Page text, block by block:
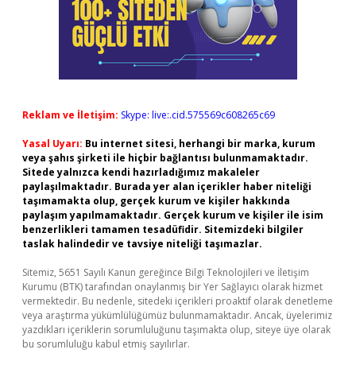
Reklam ve İletişim: Skype: live:.cid.575569c608265c69
Yasal Uyarı: Bu internet sitesi, herhangi bir marka, kurum
veya şahıs şirketi ile hiçbir bağlantısı bulunmamaktadır.
Sitede yalnızca kendi hazırladığımız makaleler
paylaşılmaktadır. Burada yer alan içerikler haber niteliği
taşımamakta olup, gerçek kurum ve kişiler hakkında
paylaşım yapılmamaktadır. Gerçek kurum ve kişiler ile isim
benzerlikleri tamamen tesadüfidir. Sitemizdeki bilgiler
taslak halindedir ve tavsiye niteliği taşımazlar.
Sitemiz, 5651 Sayılı Kanun gereğince Bilgi Teknolojileri ve İletişim
Kurumu (BTK) tarafından onaylanmış bir Yer Sağlayıcı olarak hizmet
vermektedir. Bu nedenle, sitedeki içerikleri proaktif olarak denetleme
veya araştırma yükümlülüğümüz bulunmamaktadır. Ancak, üyelerimiz
yazdıkları içeriklerin sorumluluğunu taşımakta olup, siteye üye olarak
bu sorumluluğu kabul etmiş sayılırlar.